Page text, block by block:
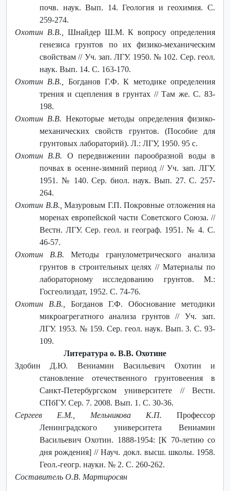
почв. наук. Вып. 14. Геология и геохимия. С.
259-274.
Охотин В.В.,
Шнайдер Ш.М. К вопросу определения
генезиса грунтов по их физико-механическим
свойствам // Уч. зап. ЛГУ. 1950. № 102. Сер. геол.
наук. Вып. 14. С. 163-170.
Охотин В.В.,
Богданов Г.Ф. К методике определения
трения и сцепления в грунтах // Там же. С. 83-
198.
Охотин В.В. Некоторые методы определения физико-
механических свойств грунтов. (Пособие для
грунтовых лабораторий). Л.: ЛГУ, 1950. 95 с.
Охотин В.В. О передвижении парообразной воды в
почвах в осенне-зимний период // Уч. зап. ЛГУ.
1951. № 140. Сер. биол. наук. Вып. 27. С. 257-
264.
Охотин В.В., Мазуровым Г.П. Покровные отложения на
моренах европейской части Советского Союза. //
Вестн. ЛГУ. Сер. геол. и географ. 1951. № 4. С.
46-57.
Охотин В.В. Методы гранулометрического анализа
грунтов в строительных целях // Материалы по
лабораторному исследованию грунтов. М.:
Госгеолиздат, 1952. С. 74-76.
Охотин В.В.,
Богданов Г.Ф. Обоснование методики
микроагрегатного анализа грунтов // Уч. зап.
ЛГУ. 1953. № 159. Сер. геол. наук. Вып. 3. С. 93-
109.
Литература о. В.В. Охотине
Здобин Д.Ю. Вениамин Васильевич Охотин и
становление отечественного грунтовеения в
Санкт-Петербургском университете // Вестн.
СПбГУ. Сер. 7. 2008. Вып. 1. С. 30-36.
Сергеев Е.М., Мельникова К.П. Профессор
Ленинградского университета Вениамин
Васильевич Охотин. 1888-1954: [К 70-летию со
дня рождения] // Науч. докл. высш. школы. 1958.
Геол.-геогр. науки. № 2. С. 260-262.
Составитель О.В. Мартиросян